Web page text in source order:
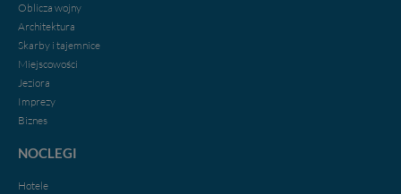
Oblicza wojny
Architektura
Skarby i tajemnice
Miejscowości
Jeziora
Imprezy
Biznes
NOCLEGI
Hotele